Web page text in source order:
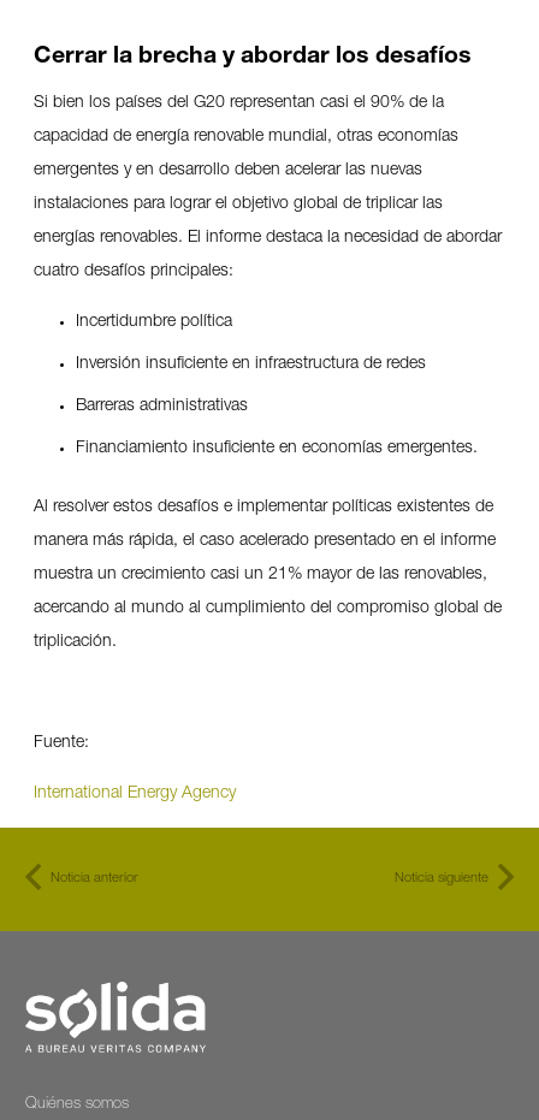
Cerrar la brecha y abordar los desafíos
Si bien los países del G20 representan casi el 90% de la
capacidad de energía renovable mundial, otras economías
emergentes y en desarrollo deben acelerar las nuevas
instalaciones para lograr el objetivo global de triplicar las
energías renovables. El informe destaca la necesidad de abordar
cuatro desafíos principales:
Incertidumbre política
Inversión insuficiente en infraestructura de redes
Barreras administrativas
Financiamiento insuficiente en economías emergentes.
Al resolver estos desafíos e implementar políticas existentes de
manera más rápida, el caso acelerado presentado en el informe
muestra un crecimiento casi un 21% mayor de las renovables,
acercando al mundo al cumplimiento del compromiso global de
triplicación.
Fuente:
International Energy Agency
Noticia anterior Noticia siguiente
Quiénes somos